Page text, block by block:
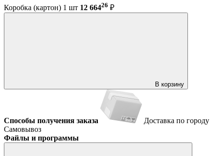
Коробка (картон) 1 шт 12 66426 ₽
В корзину
Способы получения заказа
Доставка по городу
Самовывоз
Файлы и программы